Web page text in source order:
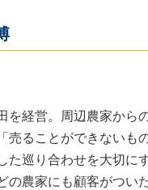
を経営。周辺農家から
売ることができないも
巡り合わせを大切に
の農家にも顧客がつい